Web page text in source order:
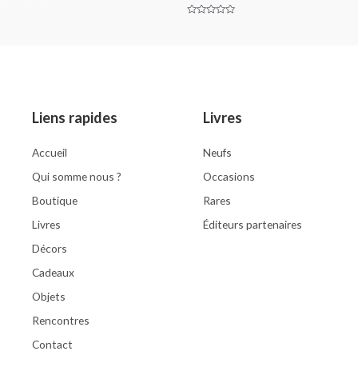
Liens rapides
Accueil
Qui somme nous ?
Boutique
Livres
Décors
Cadeaux
Objets
Rencontres
Contact
Livres
Neufs
Occasions
Rares
Éditeurs partenaires